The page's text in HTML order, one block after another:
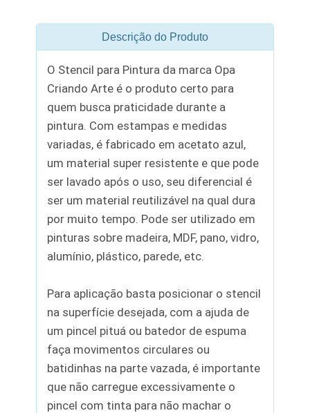
Descrição do Produto
O Stencil para Pintura da marca Opa
Criando Arte é o produto certo para
quem busca praticidade durante a
pintura. Com estampas e medidas
variadas, é fabricado em acetato azul,
um material super resistente e que pode
ser lavado após o uso, seu diferencial é
ser um material reutilizável na qual dura
por muito tempo. Pode ser utilizado em
pinturas sobre madeira, MDF, pano, vidro,
alumínio, plástico, parede, etc.
Para aplicação basta posicionar o stencil
na superfície desejada, com a ajuda de
um pincel pituá ou batedor de espuma
faça movimentos circulares ou
batidinhas na parte vazada, é importante
que não carregue excessivamente o
pincel com tinta para não machar o